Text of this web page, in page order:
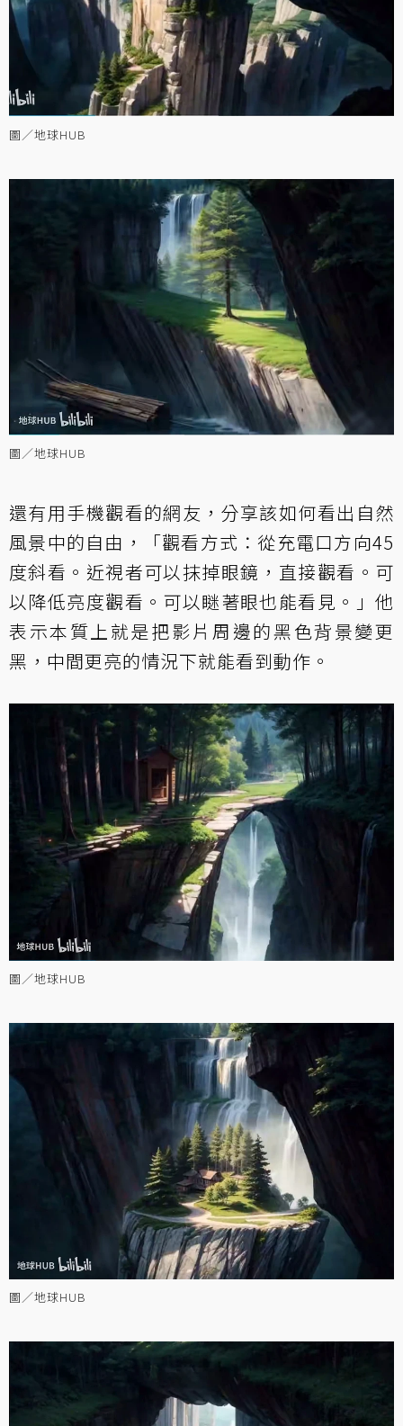
圖／地球HUB
圖／地球HUB
還有用手機觀看的網友，分享該如何看出自然
風景中的自由，「觀看方式：從充電口方向45
度斜看。近視者可以抹掉眼鏡，直接觀看。可
以降低亮度觀看。可以瞇著眼也能看見。」他
表示本質上就是把影片周邊的黑色背景變更
黑，中間更亮的情況下就能看到動作。
圖／地球HUB
圖／地球HUB